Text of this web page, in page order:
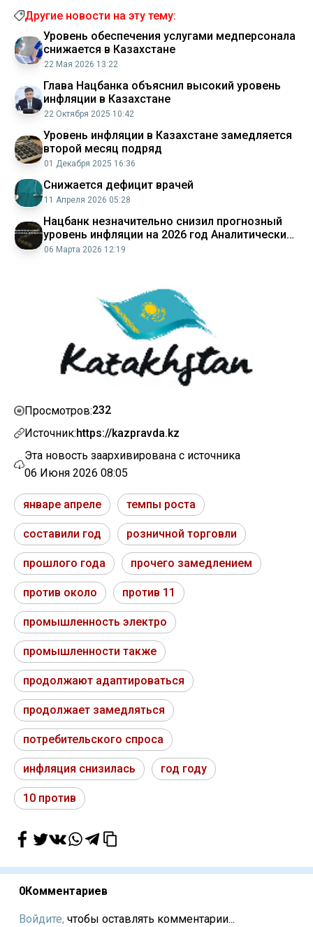
Другие новости на эту тему:
Уровень обеспечения услугами медперсонала
снижается в Казахстане
22 Мая 2026 13:22
Глава Нацбанка объяснил высокий уровень
инфляции в Казахстане
22 Октября 2025 10:42
Уровень инфляции в Казахстане замедляется
второй месяц подряд
01 Декабря 2025 16:36
Снижается дефицит врачей
11 Апреля 2026 05:28
Нацбанк незначительно снизил прогнозный
уровень инфляции на 2026 год Аналитический
интернет журнал Власть
06 Марта 2026 12:19
Просмотров:232
Источник:https://kazpravda.kz
Эта новость заархивирована с источника
06 Июня 2026 08:05
январе апреле темпы роста
составили год розничной торговли
прошлого года прочего замедлением
против около против 11
промышленность электро
промышленности также
продолжают адаптироваться
продолжает замедляться
потребительского спроса
инфляция снизилась год году
10 против
0Комментариев
Войдите, чтобы оставлять комментарии...